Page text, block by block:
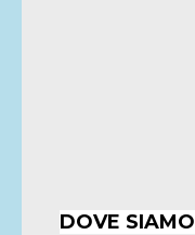
DOVE SIAMO